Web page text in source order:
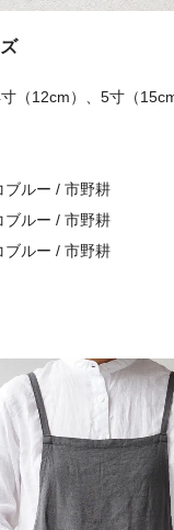
（12cm）、5寸（
ブルー / 市野耕
ブルー / 市野耕
ブルー / 市野耕